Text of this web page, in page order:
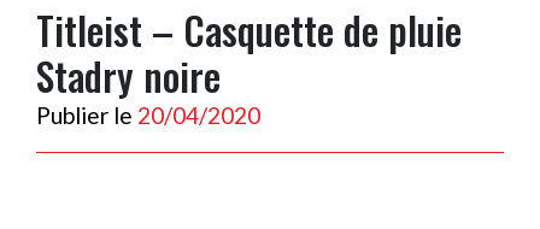
Titleist – Casquette de pluie
Stadry noire
Publier le 20/04/2020